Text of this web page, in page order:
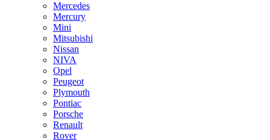
Mercedes
Mercury
Mini
Mitsubishi
Nissan
NIVA
Opel
Peugeot
Plymouth
Pontiac
Porsche
Renault
Rover